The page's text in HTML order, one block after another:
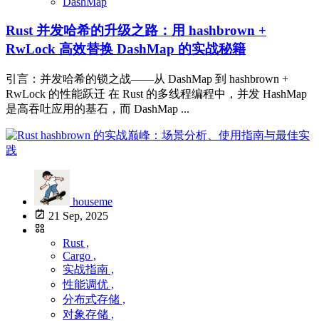
Rust 并发哈希的升级之路：用 hashbrown +
RwLock 高效替换 DashMap 的实战秘籍
引言：并发哈希的锁之战——从 DashMap 到 hashbrown +
RwLock 的性能跃迁 在 Rust 的多线程编程中，并发 HashMap
是高吞吐应用的基石，而 DashMap ...
houseme
21 Sep, 2025
Rust ,
Cargo ,
实战指南 ,
性能调优 ,
分布式存储 ,
对象存储 ,